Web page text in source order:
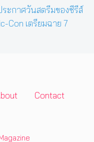
ระกาศวันสตรีมของซีรีส์
Con เตรียมฉาย 7
Contact